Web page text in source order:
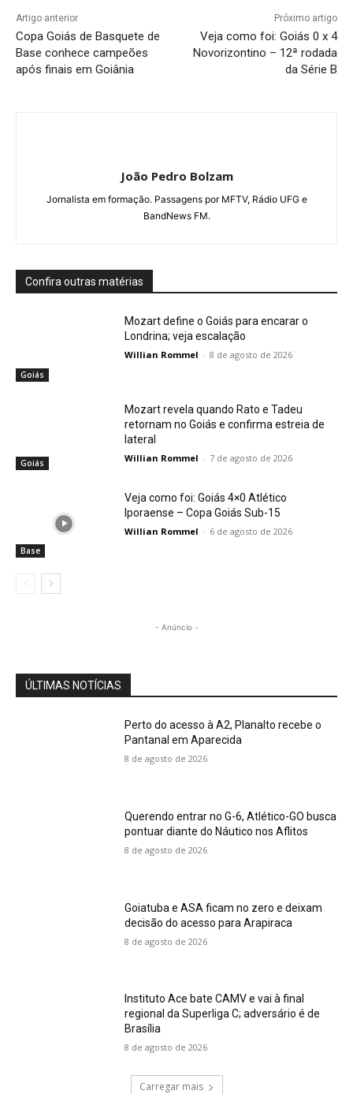
Artigo anterior
Copa Goiás de Basquete de
Base conhece campeões
após finais em Goiânia
Próximo artigo
Veja como foi: Goiás 0 x 4
Novorizontino – 12ª rodada
da Série B
João Pedro Bolzam
Jornalista em formação. Passagens por MFTV, Rádio UFG e
BandNews FM.
Confira outras matérias
Goiás
Mozart define o Goiás para encarar o
Londrina; veja escalação
Willian Rommel - 8 de agosto de 2026
Goiás
Mozart revela quando Rato e Tadeu
retornam no Goiás e confirma estreia de
lateral
Willian Rommel - 7 de agosto de 2026
Base
Veja como foi: Goiás 4×0 Atlético
Iporaense – Copa Goiás Sub-15
Willian Rommel - 6 de agosto de 2026
- Anúncio -
ÚLTIMAS NOTÍCIAS
Perto do acesso à A2, Planalto recebe o
Pantanal em Aparecida
8 de agosto de 2026
Querendo entrar no G-6, Atlético-GO busca
pontuar diante do Náutico nos Aflitos
8 de agosto de 2026
Goiatuba e ASA ficam no zero e deixam
decisão do acesso para Arapiraca
8 de agosto de 2026
Instituto Ace bate CAMV e vai à final
regional da Superliga C; adversário é de
Brasília
8 de agosto de 2026
Carregar mais